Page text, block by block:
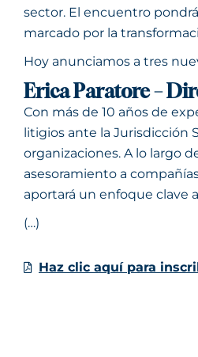
sector. El encuentro
marcado por la
Hoy anunciamos a tres
Erica Paratore –
Con más de 10 años de
litigios ante la Jurisdicción
organizaciones. A lo largo
asesoramiento a
aportará un enfoque clave
(…)
Haz clic aquí para